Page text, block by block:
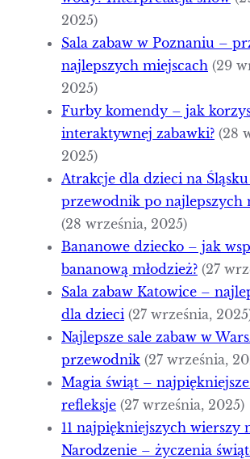
2025)
Sala zabaw w Poznaniu –
najlepszych miejscach (29
2025)
Furby komendy – jak
interaktywnej zabawki? (28
2025)
Atrakcje dla dzieci na
przewodnik po najlepszych
(28 września, 2025)
Bananowe dziecko – jak
bananową młodzież? (27
Sala zabaw Katowice –
dla dzieci (27 września,
Najlepsze sale zabaw w
przewodnik (27 września,
Magia świąt –
refleksje (27 września, 2025)
11 najpiękniejszych wierszy
Narodzenie – życzenia